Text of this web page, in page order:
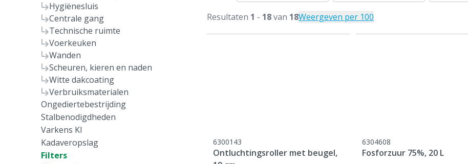
Hygiënesluis
Centrale gang
Technische ruimte
Voerkeuken
Wanden
Scheuren, kieren en naden
Witte dakcoating
Verbruiksmaterialen
Ongediertebestrijding
Stalbenodigdheden
Varkens KI
Kadaveropslag
Filters
Resultaten 1 - 18van 18Weergeven per 100
6300143
Ontluchtingsroller met beugel,
6304608
Fosforzuur 75%, 20 L